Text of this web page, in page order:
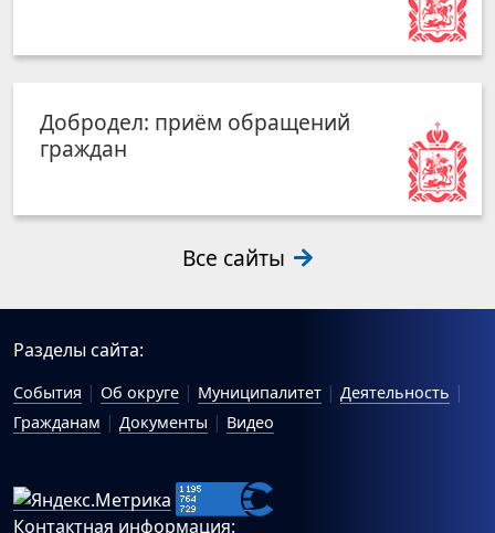
Добродел: приём обращений
граждан
Все сайты
Разделы сайта:
События Об округе Муниципалитет
Деятельность
Гражданам
Документы Видео
Контактная информация: